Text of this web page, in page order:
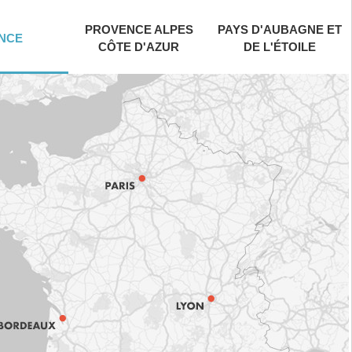
PROVENCE ALPES
CÔTE D'AZUR
PAYS D'AUBAGNE ET
DE L'ÉTOILE